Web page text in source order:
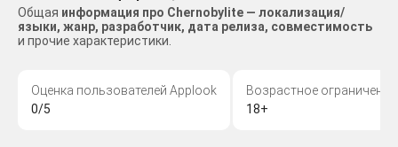
Общая информация про Chernobylite — локализация/
языки, жанр, разработчик, дата релиза, совместимость
и прочие характеристики.
Оценка пользователей Applook
0/5
Возрастное ограничение
18+